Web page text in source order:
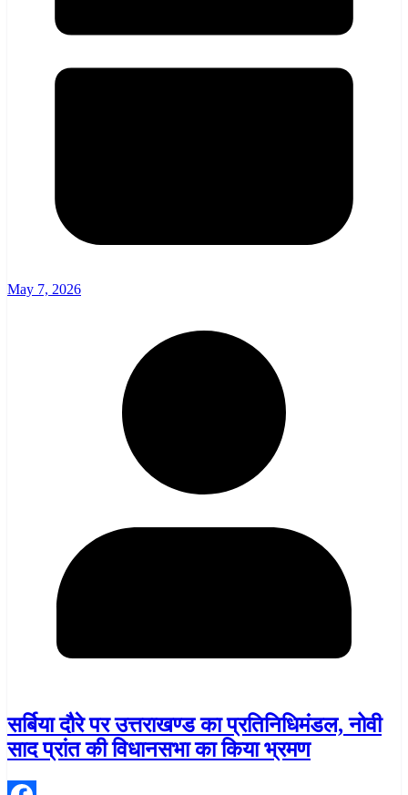
May 7, 2026
सर्बिया दौरे पर उत्तराखण्ड का प्रतिनिधिमंडल, नोवी
साद प्रांत की विधानसभा का किया भ्रमण